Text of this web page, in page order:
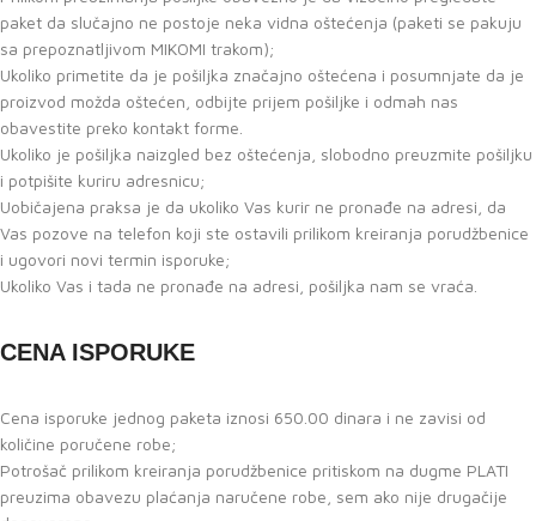
paket da slučajno ne postoje neka vidna oštećenja (paketi se pakuju
sa prepoznatljivom MIKOMI trakom);
Ukoliko primetite da je pošiljka značajno oštećena i posumnjate da je
proizvod možda oštećen, odbijte prijem pošiljke i odmah nas
obavestite preko kontakt forme.
Ukoliko je pošiljka naizgled bez oštećenja, slobodno preuzmite pošiljku
i potpišite kuriru adresnicu;
Uobičajena praksa je da ukoliko Vas kurir ne pronađe na adresi, da
Vas pozove na telefon koji ste ostavili prilikom kreiranja porudžbenice
i ugovori novi termin isporuke;
Ukoliko Vas i tada ne pronađe na adresi, pošiljka nam se vraća.
CENA ISPORUKE
Cena isporuke jednog paketa iznosi 650.00 dinara i ne zavisi od
količine poručene robe;
Potrošač prilikom kreiranja porudžbenice pritiskom na dugme PLATI
preuzima obavezu plaćanja naručene robe, sem ako nije drugačije